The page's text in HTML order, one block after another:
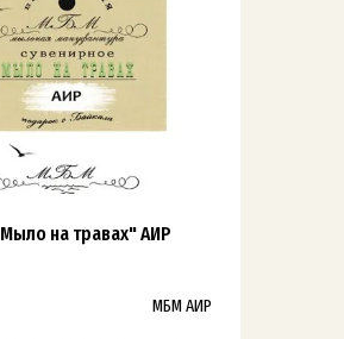
на травах" АИР
МБМ АИР